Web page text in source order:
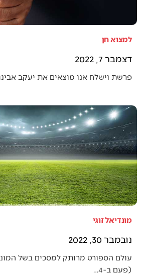
למצוא חן
דצמבר 7, 2022
פרשת וישלח אנו מוצאים את יעקב
מונדיאל זוגי
נובמבר 30, 2022
עולם הספורט מרותק למסכים בשל
(פעם ב-4…